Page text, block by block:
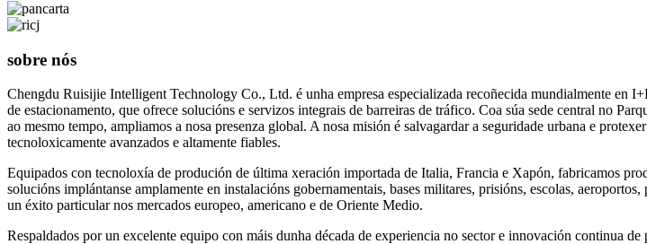
sobre nós
Chengdu Ruisijie Intelligent Technology Co., Ltd. é unha empresa especializada recoñecida mundialmente en
de estacionamento, que ofrece solucións e servizos integrais de barreiras de tráfico. Coa súa sede central no
ao mesmo tempo, ampliamos a nosa presenza global. A nosa misión é salvagardar a seguridade urbana e
tecnoloxicamente avanzados e altamente fiables.
Equipados con tecnoloxía de produción de última xeración importada de Italia, Francia e Xapón, fabricamos
solucións implántanse amplamente en instalacións gobernamentais, bases militares, prisións, escolas,
un éxito particular nos mercados europeo, americano e de Oriente Medio.
Respaldados por un excelente equipo con máis dunha década de experiencia no sector e innovación continua